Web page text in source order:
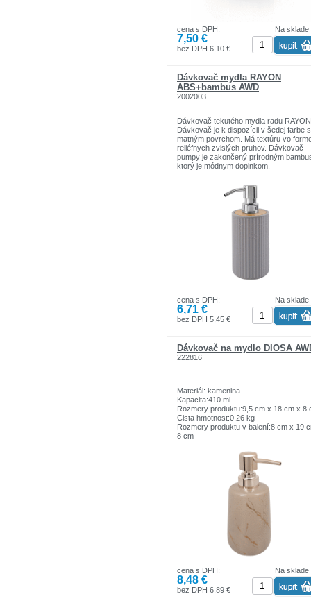
Na sklade
cena s DPH:
7,50 €
bez DPH 6,10 €
Dávkovač mydla RAYON
ABS+bambus AWD
2002003
Dávkovač tekutého mydla radu
Dávkovač je k dispozícii v šedej farbe s
matným povrchom. Má textúru vo
reliéfnych zvislých pruhov. Dávkovač
pumpy je zakončený prírodným
ktorý je módnym doplnkom.
Na sklade
cena s DPH:
6,71 €
bez DPH 5,45 €
Dávkovač na mydlo DIOSA
222816
Materiál: kamenina
Kapacita:410 ml
Rozmery produktu:9,5 cm x 18 cm x 8
Cista hmotnost:0,26 kg
Rozmery produktu v balení:8 cm x 19
8 cm
Na sklade
cena s DPH:
8,48 €
bez DPH 6,89 €